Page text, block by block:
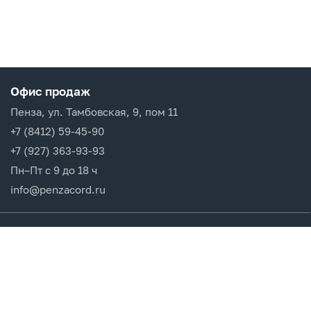
Офис продаж
Пенза, ул. Тамбовская, 9, пом 11
+7 (8412) 59-45-90
+7 (927) 363-93-93
Пн–Пт с 9 до 18 ч
info@penzacord.ru
Производители